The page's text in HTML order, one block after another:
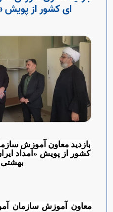
ای کشور از پویش
بازدید معاون آموزش
کشور از پویش «امداد
بهشتی
معاون آموزش سازمان